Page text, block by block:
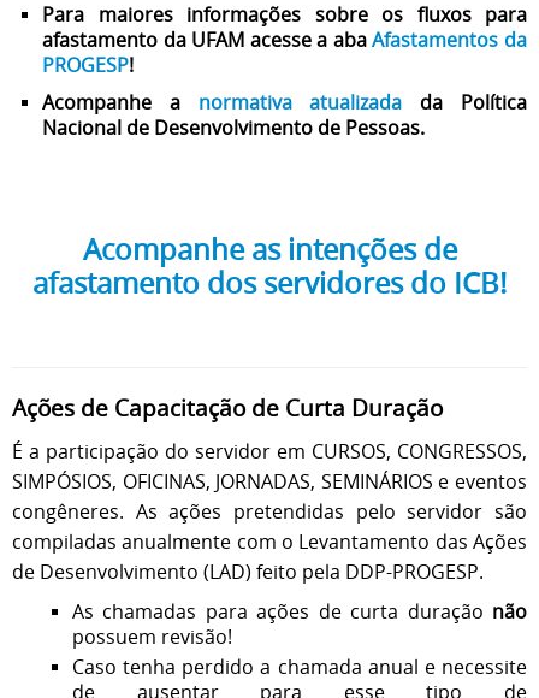
Para maiores informações sobre os fluxos para
afastamento da UFAM acesse a abaAfastamentos da
PROGESP!
Acompanhe a normativa atualizada da Política
Nacional de Desenvolvimento de Pessoas.
Acompanhe as intenções de
afastamento dos servidores do ICB!
Ações de Capacitação de Curta Duração
É a participação do servidor em CURSOS, CONGRESSOS,
SIMPÓSIOS, OFICINAS, JORNADAS, SEMINÁRIOS e eventos
congêneres. As ações pretendidas pelo servidor são
compiladas anualmente com o Levantamento das Ações
de Desenvolvimento (LAD) feito pela DDP-PROGESP.
As chamadas para ações de curta duração não
possuem revisão!
Caso tenha perdido a chamada anual e necessite
de ausentar para esse tipo de